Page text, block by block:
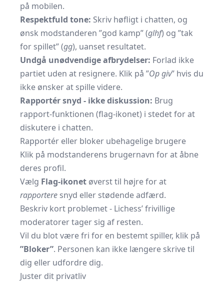
på mobilen.
Respektfuld tone: Skriv høfligt i chatten, og
ønsk modstanderen ”god kamp” (glhf) og ”tak
for spillet” (gg), uanset resultatet.
Undgå unødvendige afbrydelser: Forlad ikke
partiet uden at resignere. Klik på ”Op giv” hvis du
ikke ønsker at spille videre.
Rapportér snyd - ikke diskussion: Brug
rapport-funktionen (flag-ikonet) i stedet for at
diskutere i chatten.
Rapportér eller bloker ubehagelige brugere
Klik på modstanderens brugernavn for at åbne
deres profil.
Vælg Flag-ikonet øverst til højre for at
rapportere snyd eller stødende adfærd.
Beskriv kort problemet - Lichess’ frivillige
moderatorer tager sig af resten.
Vil du blot være fri for en bestemt spiller, klik på
”Bloker”. Personen kan ikke længere skrive til
dig eller udfordre dig.
Juster dit privatliv